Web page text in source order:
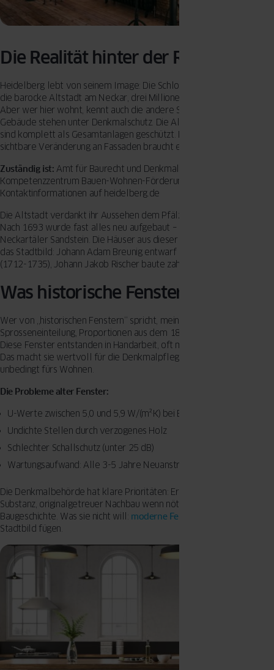
Die Realität hinter der Romantik
Heidelberg lebt von seinem Image: Die Schlossruine über der Stadt,
die barocke Altstadt am Neckar, drei Millionen Touristen jährlich.
Aber wer hier wohnt, kennt auch die andere Seite. Etwa 2.900
Gebäude stehen unter Denkmalschutz. Die Altstadt und Weststadt
sind komplett als Gesamtanlagen geschützt. Das heißt: Jede
sichtbare Veränderung an Fassaden braucht eine Genehmigung.
Zuständig ist: Amt für Baurecht und Denkmalschutz
Kompetenzzentrum Bauen-Wohnen-Förderung
Kontaktinformationen auf heidelberg.de
Die Altstadt verdankt ihr Aussehen dem Pfälzischen Erbfolgekrieg.
Nach 1693 wurde fast alles neu aufgebaut – in Barock, mit rotem
Neckartäler Sandstein. Die Häuser aus dieser Zeit prägen bis heute
das Stadtbild: Johann Adam Breunig entwarf die Alte Universität
(1712-1735), Johann Jakob Rischer baute zahlreiche Bürgerhäuser.
Was historische Fenster ausmacht
Wer von „historischen Fenstern“ spricht, meint meist: Holzrahmen,
Sprosseneinteilung, Proportionen aus dem 18. oder 19. Jahrhundert.
Diese Fenster entstanden in Handarbeit, oft mit lokalen Materialien.
Das macht sie wertvoll für die Denkmalpflege – aber nicht
unbedingt fürs Wohnen.
Die Probleme alter Fenster:
U-Werte zwischen 5,0 und 5,9 W/(m²·K) bei Einfachverglasung
Undichte Stellen durch verzogenes Holz
Schlechter Schallschutz (unter 25 dB)
Wartungsaufwand: Alle 3-5 Jahre Neuanstrich
Die Denkmalbehörde hat klare Prioritäten: Erhaltung der historischen
Substanz, originalgetreuer Nachbau wenn nötig, Respekt vor der
Baugeschichte. Was sie nicht will: moderne Fenster
Stadtbild fügen.